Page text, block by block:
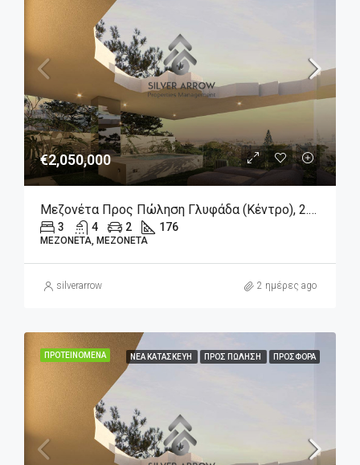
€2,050,000
Μεζονέτα Προς Πώληση Γλυφάδα (Κέντρο), 2.050.000€, 176 Τ.μ.
3 4 2 176
ΜΕΖΟΝΈΤΑ, ΜΕΖΟΝΈΤΑ
silverarrow 2 ημέρες ago
ΠΡΟΤΕΙΝΌΜΕΝΑ ΝΈΑ ΚΑΤΑΣΚΕΥΉ ΠΡΟΣ ΠΏΛΗΣΗ ΠΡΟΣΦΟΡΆ